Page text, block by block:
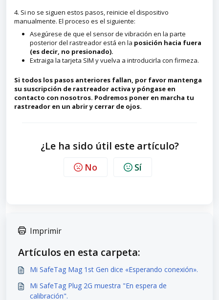
4. Si no se siguen estos pasos, reinicie el dispositivo
manualmente. El proceso es el siguiente:
Asegúrese de que el sensor de vibración en la parte
posterior del rastreador está en la posición hacia fuera
(es decir, no presionado).
Extraiga la tarjeta SIM y vuelva a introducirla con firmeza.
Si todos los pasos anteriores fallan, por favor mantenga
su suscripción de rastreador activa y póngase en
contacto con nosotros. Podremos poner en marcha tu
rastreador en un abrir y cerrar de ojos.
¿Le ha sido útil este artículo?
No Sí
Imprimir
Artículos en esta carpeta:
Mi SafeTag Mag 1st Gen dice «Esperando conexión».
Mi SafeTag Plug 2G muestra "En espera de
calibración".